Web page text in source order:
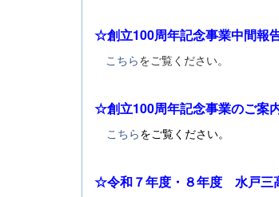
☆創立100周年記念事業中間報
こちらをご覧ください。
☆創立100周年記念事業のご案
こちらをご覧ください。
☆令和７年度・８年度 水戸三